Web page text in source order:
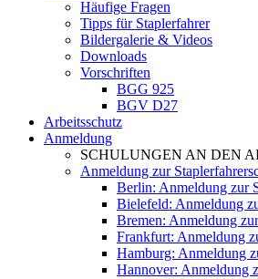
Häufige Fragen
Tipps für Staplerfahrer
Bildergalerie & Videos
Downloads
Vorschriften
BGG 925
BGV D27
Arbeitsschutz
Anmeldung
SCHULUNGEN AN DEN
Anmeldung zur
Berlin: Anmeldung zur
Bielefeld: Anmeldung
Bremen: Anmeldung
Frankfurt: Anmeldung
Hamburg: Anmeldung
Hannover: Anmeldung